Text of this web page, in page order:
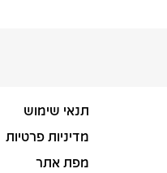
תנאי שימוש
מדיניות פרטיות
מפת אתר